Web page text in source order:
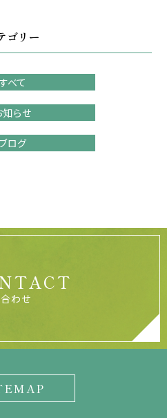
ゴリー
べて
知らせ
ログ
わせ